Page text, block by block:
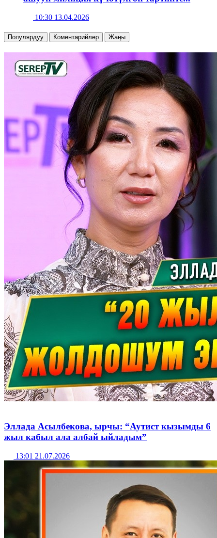
10:30 13.04.2026
Популярдуу Коментарийлер Жаңы
Эллада Асылбекова, ырчы: “Аутист кызымды 6
жыл кабыл ала албай ыйладым”
13:01 21.07.2026